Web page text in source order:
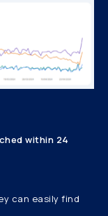
within 24
can easily find